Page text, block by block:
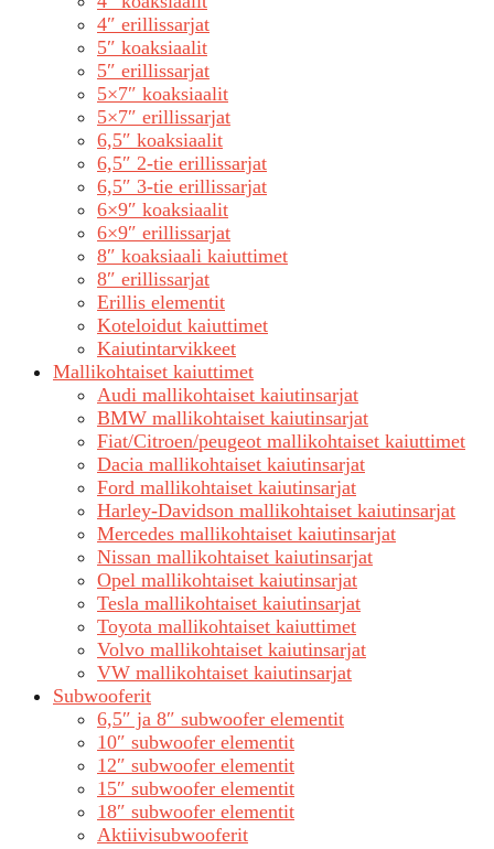
4″ erillissarjat
5″ koaksiaalit
5″ erillissarjat
5×7″ koaksiaalit
5×7″ erillissarjat
6,5″ koaksiaalit
6,5″ 2-tie erillissarjat
6,5″ 3-tie erillissarjat
6×9″ koaksiaalit
6×9″ erillissarjat
8″ koaksiaali kaiuttimet
8″ erillissarjat
Erillis elementit
Koteloidut kaiuttimet
Kaiutintarvikkeet
Mallikohtaiset kaiuttimet
Audi mallikohtaiset kaiutinsarjat
BMW mallikohtaiset kaiutinsarjat
Fiat/Citroen/peugeot mallikohtaiset kaiuttimet
Dacia mallikohtaiset kaiutinsarjat
Ford mallikohtaiset kaiutinsarjat
Harley-Davidson mallikohtaiset kaiutinsarjat
Mercedes mallikohtaiset kaiutinsarjat
Nissan mallikohtaiset kaiutinsarjat
Opel mallikohtaiset kaiutinsarjat
Tesla mallikohtaiset kaiutinsarjat
Toyota mallikohtaiset kaiuttimet
Volvo mallikohtaiset kaiutinsarjat
VW mallikohtaiset kaiutinsarjat
Subwooferit
6,5″ ja 8″ subwoofer elementit
10″ subwoofer elementit
12″ subwoofer elementit
15″ subwoofer elementit
18″ subwoofer elementit
Aktiivisubwooferit